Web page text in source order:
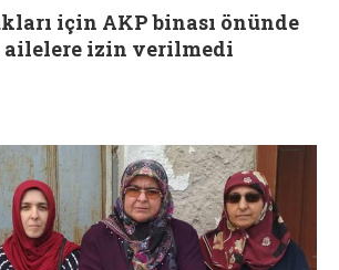
için AKP binası önünde
ailelere izin verilmedi